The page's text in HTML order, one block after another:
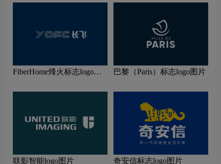
FiberHome烽火标志logo图
巴黎（Paris）标志logo图片
联影智能logo图片 奇安信标志logo图片